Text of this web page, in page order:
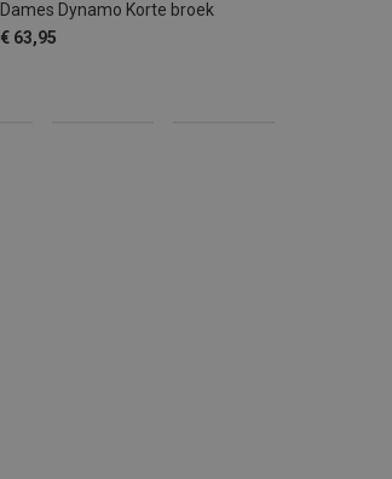
Dames Dynamo Korte broek
€ 63,95